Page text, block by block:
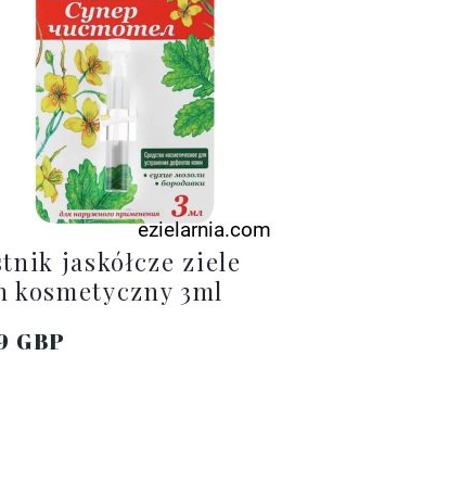
jaskółcze ziele
kosmetyczny 3ml
GBP